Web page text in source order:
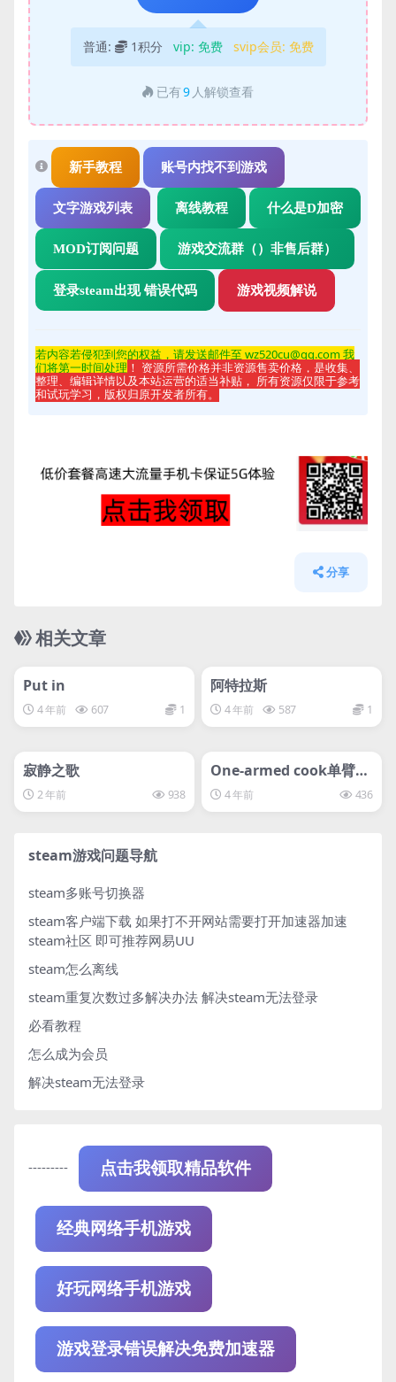
普通: 1积分 vip: 免费 svip会员: 免费
已有9 人解锁查看
新手教程 账号内找不到游戏
文字游戏列表 离线教程 什么是D加密
MOD订阅问题 游戏交流群（）非售后群）
登录steam出现 错误代码 游戏视频解说
若内容若侵犯到您的权益，请发送邮件至 wz520cu@qq.com 我
们将第一时间处理 ！ 资源所需价格并非资源售卖价格，是收集、
整理、编辑详情以及本站运营的适当补贴， 所有资源仅限于参考
和试玩学习，版权归原开发者所有。
分享
相关文章
Put in
4 年前 607 1
阿特拉斯
4 年前 587 1
寂静之歌
2 年前 938
svip专属
One-armed cook单臂做
饭 4 年前 436
steam游戏问题导航
steam多账号切换器
steam客户端下载 如果打不开网站需要打开加速器加速
steam社区 即可推荐网易UU
steam怎么离线
steam重复次数过多解决办法 解决steam无法登录
必看教程
怎么成为会员
解决steam无法登录
--------- 点击我领取精品软件
经典网络手机游戏
好玩网络手机游戏
游戏登录错误解决免费加速器